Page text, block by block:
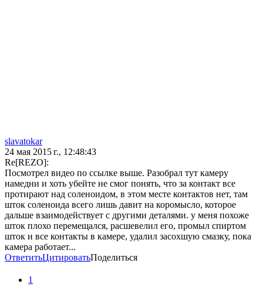
slavatokar
24 мая 2015 г., 12:48:43
Re[REZO]:
Посмотрел видео по ссылке выше. Разобрал тут камеру
намедни и хоть убейте не смог понять, что за контакт все
протирают над соленоидом, в этом месте контактов нет, там
шток соленоида всего лишь давит на коромысло, которое
дальше взаимодействует с другими деталями. у меня похоже
шток плохо перемещался, расшевелил его, промыл спиртом
шток и все контакты в камере, удалил засохшую смазку, пока
камера работает...
ОтветитьЦитироватьПоделиться
1